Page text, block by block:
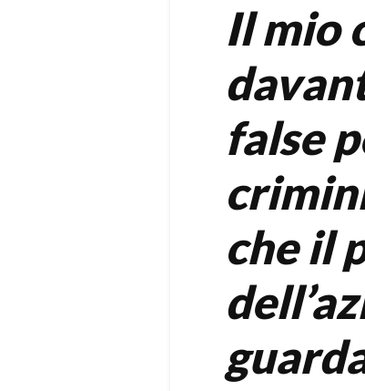
Il mio
false
che il